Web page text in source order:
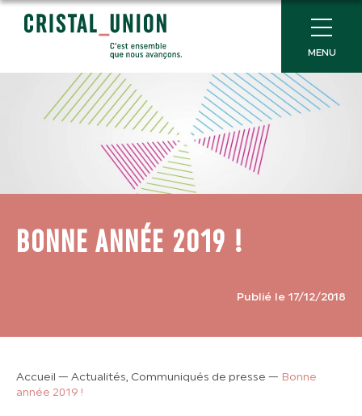
MENU
BONNE ANNÉE 2019 !
Publié le 17/12/2018
Accueil — Actualités, Communiqués de presse — Bonne
année 2019 !